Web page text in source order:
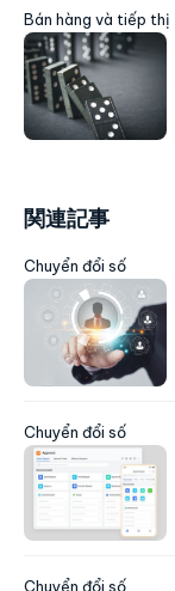
Bán hàng và tiếp thị
関連記事
Chuyển đổi số
Chuyển đổi số
Chuyển đổi số